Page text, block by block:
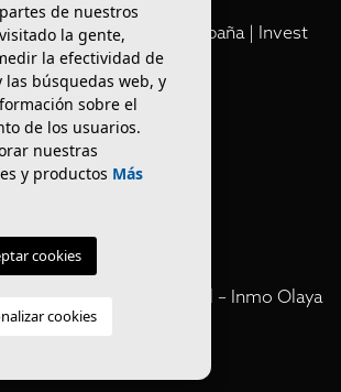
Activos Hoteleros en España | Invest
en Barcelona
en Barcelona
| Venta Confidencial – Inmo Olaya
de nuestros
la gente,
la efectividad de
las búsquedas web, y
sobre el
de los usuarios.
nuestras
y productos Más
cookies
cookies